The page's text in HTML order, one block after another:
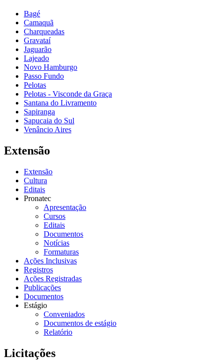
Bagé
Camaquã
Charqueadas
Gravataí
Jaguarão
Lajeado
Novo Hamburgo
Passo Fundo
Pelotas
Pelotas - Visconde da Graça
Santana do Livramento
Sapiranga
Sapucaia do Sul
Venâncio Aires
Extensão
Extensão
Cultura
Editais
Pronatec
Apresentação
Cursos
Editais
Documentos
Notícias
Formaturas
Ações Inclusivas
Registros
Ações Registradas
Publicações
Documentos
Estágio
Conveniados
Documentos de estágio
Relatório
Licitações